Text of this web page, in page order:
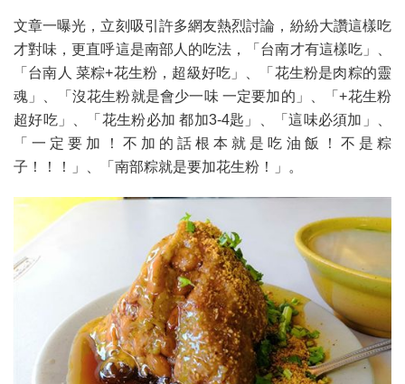
文章一曝光，立刻吸引許多網友熱烈討論，紛紛大讚這樣吃
才對味，更直呼這是南部人的吃法，「台南才有這樣吃」、
「台南人 菜粽+花生粉，超級好吃」、「花生粉是肉粽的靈
魂」、「沒花生粉就是會少一味 一定要加的」、「+花生粉
超好吃」、「花生粉必加 都加3-4匙」、「這味必須加」、
「一定要加！不加的話根本就是吃油飯！不是粽
子！！！」、「南部粽就是要加花生粉！」。